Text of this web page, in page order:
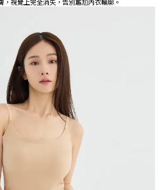
，視覺上完全消失，告別尷尬內衣輪廓。